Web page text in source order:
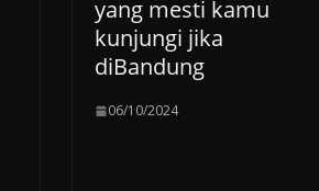
yang mesti kamu
kunjungi jika
diBandung
06/10/2024